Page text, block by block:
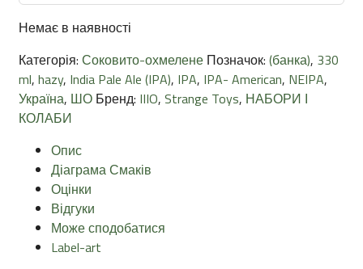
Немає в наявності
Категорія: Соковито-охмелене Позначок: (банка), 330
ml, hazy, India Pale Ale (IPA), IPA, IPA- American, NEIPA,
Україна, ШО Бренд: IIIO, Strange Toys, НАБОРИ І
КОЛАБИ
Опис
Діаграма Смаків
Оцінки
Відгуки
Може сподобатися
Label-art